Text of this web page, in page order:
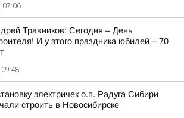
07:06
Травников: Сегодня – День
И у этого праздника юбилей – 70
09:48
электричек о.п. Радуга Сибири
строить в Новосибирске